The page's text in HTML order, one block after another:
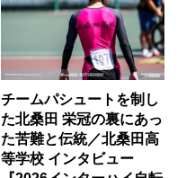
チームパシュートを制し
た北桑田 栄冠の裏にあっ
た苦難と伝統／北桑田高
等学校 インタビュー